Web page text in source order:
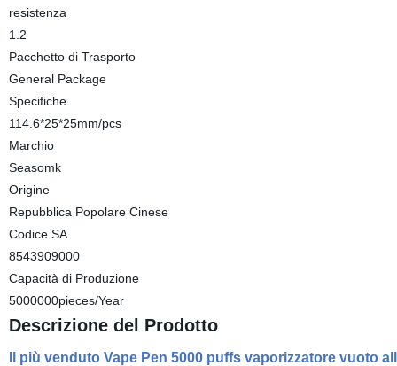
resistenza
1.2
Pacchetto di Trasporto
General Package
Specifiche
114.6*25*25mm/pcs
Marchio
Seasomk
Origine
Repubblica Popolare Cinese
Codice SA
8543909000
Capacità di Produzione
5000000pieces/Year
Descrizione del Prodotto
Il più venduto Vape Pen 5000 puffs vaporizzatore vuoto